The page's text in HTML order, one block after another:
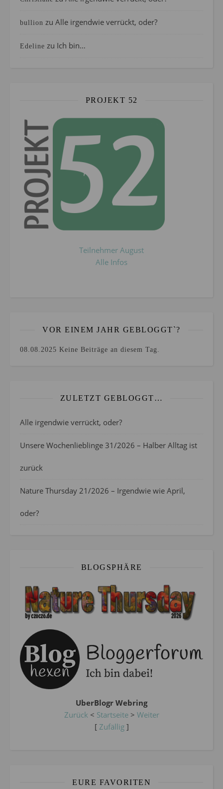
bullion zu Alle irgendwie verrückt, oder?
Edeline zu Ich bin…
PROJEKT 52
Teilnehmer August
Alle Infos
VOR EINEM JAHR GEBLOGGT`?
08.08.2025 Keine Beiträge an diesem Tag.
ZULETZT GEBLOGGT…
Alle irgendwie verrückt, oder?
Unsere Wochenlieblinge 31/2026 – Halber Alltag ist
zurück
Nature Thursday 21/2026 – Irgendwie wie April,
oder?
BLOGSPHÄRE
UberBlogr Webring
Zurück < Startseite> Weiter
[ Zufällig]
EURE FAVORITEN